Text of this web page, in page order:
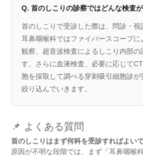
Q. 首のしこりの診察ではどんな検査
首のしこりで受診した際は、問診・視
耳鼻咽喉科ではファイバースコープに
観察、超音波検査によるしこり内部の
す。さらに血液検査、必要に応じて
胞を採取して調べる穿刺吸引細胞診が
絞り込んでいきます。
📌 よくある質問
首のしこりはまず何科を受診すればよい
原因が不明な段階では、まず「耳鼻咽喉